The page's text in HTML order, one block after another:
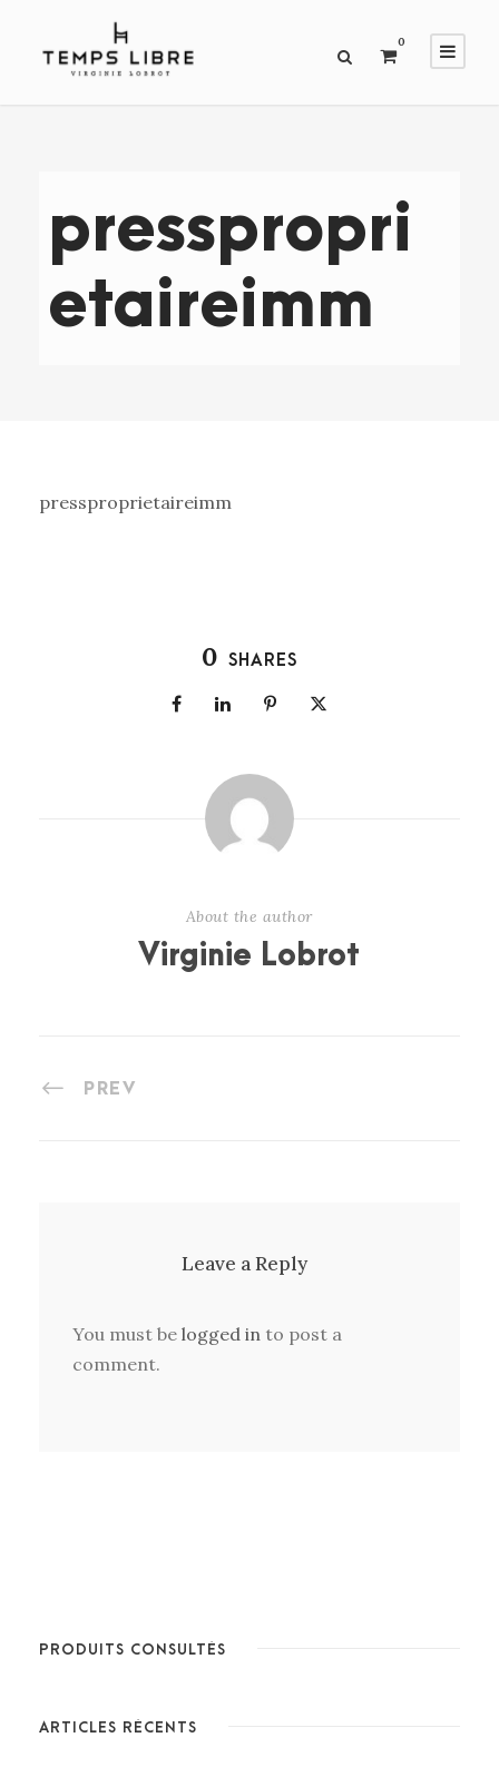
0
presspropri
etaireimm
pressproprietaireimm
0 SHARES
About the author
Virginie Lobrot
PREV
Leave a Reply
You must be logged in to post a
comment.
PRODUITS CONSULTÉS
ARTICLES RÉCENTS